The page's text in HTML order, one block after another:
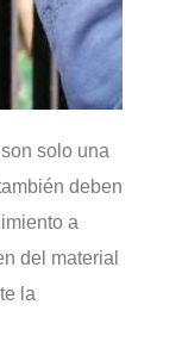
solo una
deben
a
del material
la